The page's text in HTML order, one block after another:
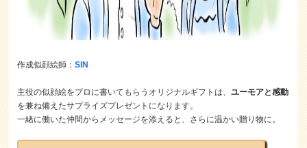
作成似顔絵師：SIN
主役の似顔絵をプロに書いてもらうオリジナルギフトは、ユーモアと感動
を兼ね備えたサプライズプレゼントになります。
一緒に働いた仲間からメッセージを添えると、さらに温かい贈り物に。